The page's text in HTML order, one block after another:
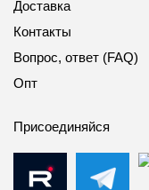
Доставка
Контакты
Вопрос, ответ (FAQ)
Опт
Присоединяйся